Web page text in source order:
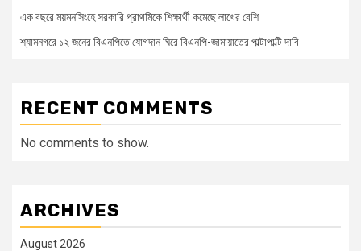
এক বছরে ময়মনসিংহে সরকারি প্রাথমিকে শিক্ষার্থী কমেছে লাখের বেশি
শ্যামনগরে ১২ জনের বিএনপিতে যোগদান ঘিরে বিএনপি-জামায়াতের পাল্টাপাল্টি দাবি
RECENT COMMENTS
No comments to show.
ARCHIVES
August 2026